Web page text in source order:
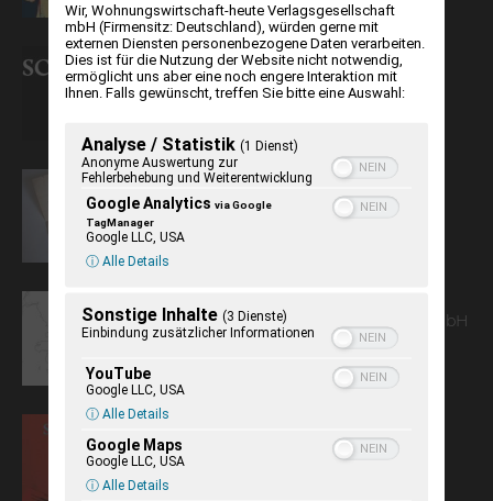
Mythen in Schleswig-Holstein
Arndt Georg Nissen – Segeln für
Hitlers Spione
Gesellschaft für Kulturaustausch mbH
Wir, Wohnungswirtschaft-heute Verlagsgesellschaft
mbH (Firmensitz: Deutschland), würden gerne mit
externen Diensten personenbezogene Daten verarbeiten.
Dies ist für die Nutzung der Website nicht notwendig,
ermöglicht uns aber eine noch engere Interaktion mit
Ihnen. Falls gewünscht, treffen Sie bitte eine Auswahl:
Analyse / Statistik (1 Dienst)
Anonyme Auswertung zur
Fehlerbehebung und Weiterentwicklung
Google Analytics via Google
TagManager
Google LLC, USA
ⓘ Alle Details
Sonstige Inhalte (3 Dienste)
Einbindung zusätzlicher Informationen
YouTube
Google LLC, USA
ⓘ Alle Details
Google Maps
Google LLC, USA
ⓘ Alle Details